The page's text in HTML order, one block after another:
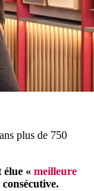
plus de 750
élue « meilleure